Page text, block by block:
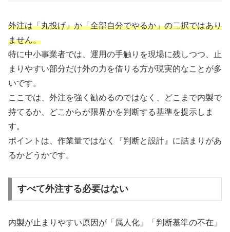
外注は「丸投げ」か「全部自分でやるか」の二択ではあり
ません。
特に中小事業者では、運用の手触りを現場に残しつつ、止
まりやすい部分だけ外の力を借りる方が現実的なことが多
いです。
ここでは、外注を強く勧めるのではなく、どこまで内製で
持てるか、どこからが限界かを判断する基準を提示しま
す。
ポイントは、作業量ではなく『判断と設計』に詰まりがあ
るかどうかです。
すべて外注する必要はない
内製が止まりやすい原因が「属人化」「判断基準の不在」